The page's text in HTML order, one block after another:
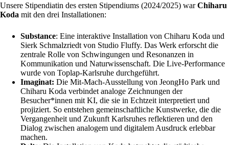
Unsere Stipendiatin des ersten Stipendiums (2024/2025) warChiharu
Koda mit den drei Installationen:
Substance: Eine interaktive Installation von Chiharu Koda und
Sierk Schmalzriedt von Studio Fluffy. Das Werk erforscht die
zentrale Rolle von Schwingungen und Resonanzen in
Kommunikation und Naturwissenschaft. Die Live-Performance
wurde von Toplap-Karlsruhe durchgeführt.
Imaginat: Die Mit-Mach-Ausstellung von JeongHo Park und
Chiharu Koda verbindet analoge Zeichnungen der
Besucher*innen mit KI, die sie in Echtzeit interpretiert und
projiziert. So entstehen gemeinschaftliche Kunstwerke, die die
Vergangenheit und Zukunft Karlsruhes reflektieren und den
Dialog zwischen analogem und digitalem Ausdruck erlebbar
machen.